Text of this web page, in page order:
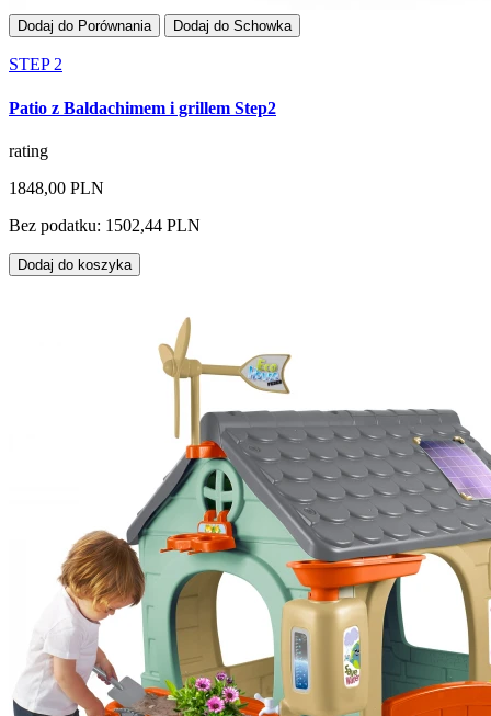
Dodaj do Porównania Dodaj do Schowka
STEP 2
Patio z Baldachimem i grillem Step2
rating
1848,00 PLN
Bez podatku: 1502,44 PLN
Dodaj do koszyka